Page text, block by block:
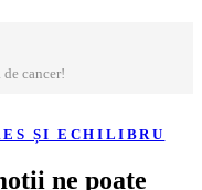
cancer!
ȘI ECHILIBRU
ne poate